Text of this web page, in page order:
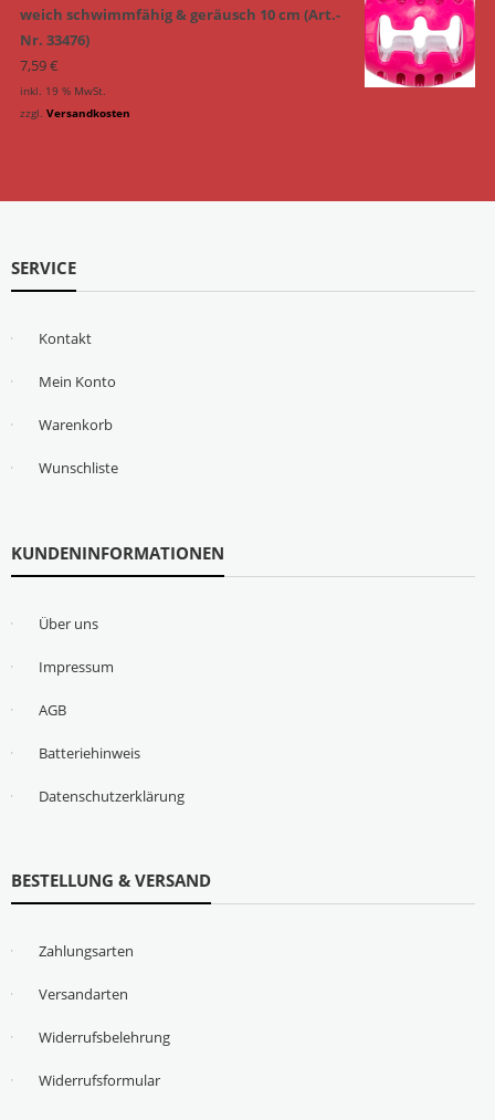
weich schwimmfähig & geräusch 10 cm (Art.-
Nr. 33476)
7,59€
inkl. 19 % MwSt.
zzgl. Versandkosten
SERVICE
Kontakt
Mein Konto
Warenkorb
Wunschliste
KUNDENINFORMATIONEN
Über uns
Impressum
AGB
Batteriehinweis
Datenschutzerklärung
BESTELLUNG & VERSAND
Zahlungsarten
Versandarten
Widerrufsbelehrung
Widerrufsformular